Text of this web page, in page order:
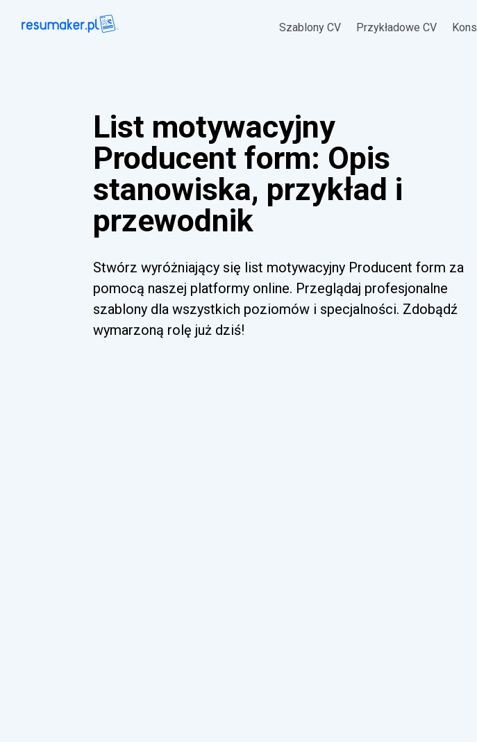
Szablony CV Przykładowe CV
List motywacyjny
Producent form: Opis
stanowiska, przykład i
przewodnik
Stwórz wyróżniający się list motywacyjny Producent form za
pomocą naszej platformy online. Przeglądaj profesjonalne
szablony dla wszystkich poziomów i specjalności. Zdobądź
wymarzoną rolę już dziś!